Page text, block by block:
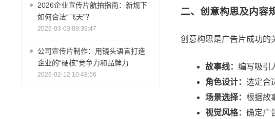
2026企业宣传片航拍指南：新规下
如何合法“飞天”？
2026-03-03 09:39:47
公司宣传片制作：用镜头语言打造
企业的“硬核”竞争力和品牌力
2026-02-12 10:48:56
二、创意构思及内容
创意构思是广告片成功的
故事线： 编写吸引
角色设计： 选定合
场景选择： 根据故
视觉风格： 确定广